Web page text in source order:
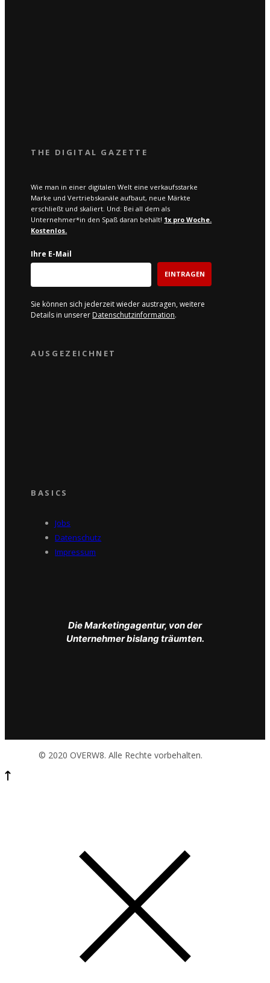
THE DIGITAL GAZETTE
Wie man in einer digitalen Welt eine verkaufsstarke
Marke und Vertriebskanäle aufbaut, neue Märkte
erschließt und skaliert. Und: Bei all dem als
Unternehmer*in den Spaß daran behält! 1x pro Woche.
Kostenlos.
Ihre E-Mail
EINTRAGEN
Sie können sich jederzeit wieder austragen, weitere
Details in unserer Datenschutzinformation.
AUSGEZEICHNET
BASICS
Jobs
Datenschutz
Impressum
Die Marketingagentur, von der
Unternehmer bislang träumten.
© 2020 OVERW8. Alle Rechte vorbehalten.